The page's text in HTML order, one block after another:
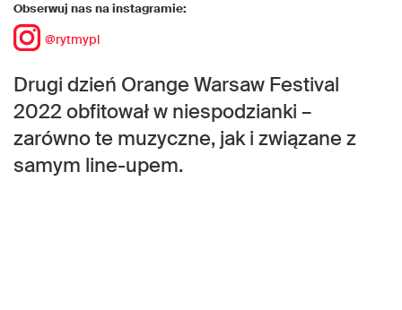
Obserwuj nas na instagramie:
@rytmypl
Drugi dzień Orange Warsaw Festival
2022 obfitował w niespodzianki –
zarówno te muzyczne, jak i związane z
samym line-upem.